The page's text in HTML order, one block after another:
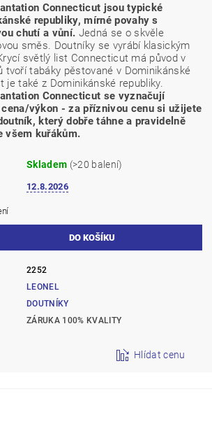
Connecticut jsou typické
republiky, mírné povahy s
chutí a vůní. Jedná se o skvěle
směs. Doutníky se vyrábí klasickým
světlý list Connecticut má původ v
tvoří tabáky pěstované v Dominikánské
je také z Dominikánské republiky.
Connecticut se vyznačují
výkon - za příznivou cenu si užijete
který dobře táhne a pravidelně
všem kuřákům.
Skladem (>20 balení)
12.8.2026
2252
LEONEL
DOUTNÍKY
ZÁRUKA 100% KVALITY
Hlídat cenu